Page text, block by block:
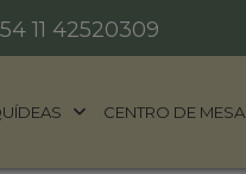
11 42520309
CENTRO DE MESA